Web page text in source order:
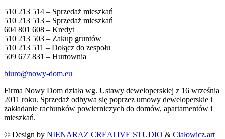
510 213 514 – Sprzedaż mieszkań
510 213 513 – Sprzedaż mieszkań
604 801 608 – Kredyt
510 213 503 – Zakup gruntów
510 213 511 – Dołącz do zespołu
509 677 831 – Hurtownia
biuro@nowy-dom.eu
Firma Nowy Dom działa wg. Ustawy deweloperskiej z 16 września
2011 roku. Sprzedaż odbywa się poprzez umowy deweloperskie i
zakładanie rachunków powierniczych do domów, apartamentów i
mieszkań.
© Design by NIENARAZ CREATIVE STUDIO & Ciałowicz.art